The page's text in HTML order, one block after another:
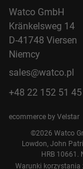
Watco GmbH
Kränkelsweg 14
D-41748 Viersen
Niemcy
sales@watco.pl
+48 22 152 51 45
ecommerce by Velstar
©2026 Watco
Lowdon, John
HRB 10661.
Warunki korzystania